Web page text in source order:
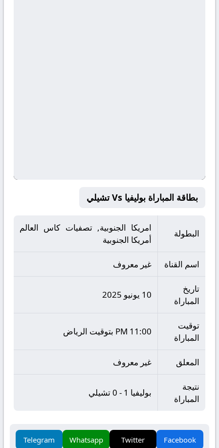
بطاقة المباراة بوليفيا Vs تشيلي
البطولة
امريكا الجنوبية, تصفيات كاس العالم
أمريكا الجنوبية
اسم القناة غير معروف
تاريخ
المباراة
10 يونيو 2025
توقيت
المباراة
11:00 PM بتوقيت الرياض
المعلق غير معروف
نتيجة
المباراة
بوليفيا 1 - 0 تشيلي
Facebook
Twitter
Whatsapp
Telegram